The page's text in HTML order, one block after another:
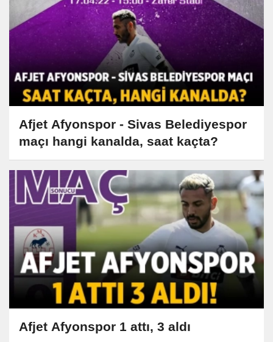
Afjet Afyonspor - Sivas Belediyespor
maçı hangi kanalda, saat kaçta?
Afjet Afyonspor 1 attı, 3 aldı